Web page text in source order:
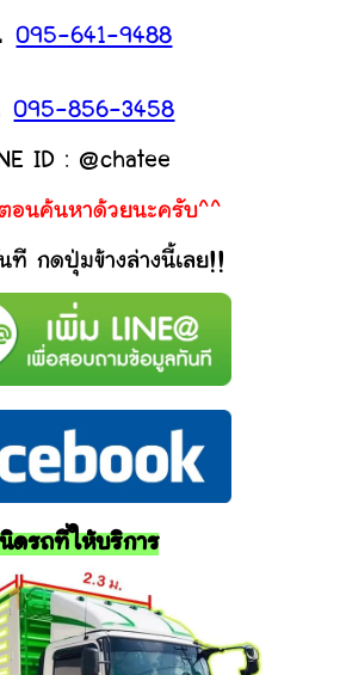
095-641-9488
095-856-3458
ID : @chatee
นค้นหาด้วยนะครับ^^
ที กดปุ่มข้างล่างนี้เลย!!
ดรถที่ให้บริการ